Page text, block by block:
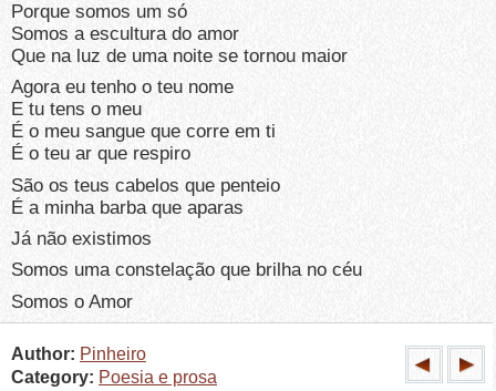
Porque somos um só
Somos a escultura do amor
Que na luz de uma noite se tornou maior
Agora eu tenho o teu nome
E tu tens o meu
É o meu sangue que corre em ti
É o teu ar que respiro
São os teus cabelos que penteio
É a minha barba que aparas
Já não existimos
Somos uma constelação que brilha no céu
Somos o Amor
Author: Pinheiro
Category: Poesia e prosa